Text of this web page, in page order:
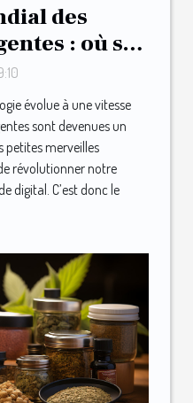
des
: où se
?
évolue à une vitesse
sont devenues un
petites merveilles
révolutionner notre
digital. C’est donc le